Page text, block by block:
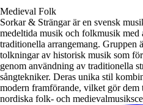
Medieval Folk
Sorkar & Strängar är en svensk
medeltida musik och folkmusik med
traditionella arrangemang. Gruppen
tolkningar av historisk musik som
genom användning av traditionella
sångtekniker. Deras unika stil
modern framförande, vilket gör dem
nordiska folk- och